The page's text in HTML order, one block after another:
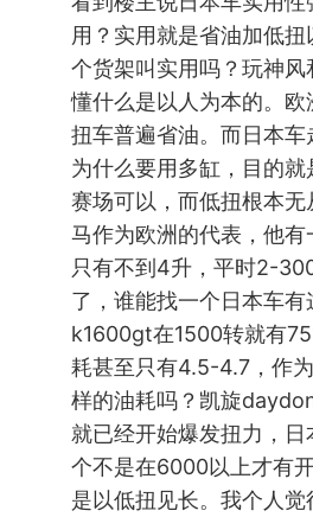
用？实用就是省油加低
个货架叫实用吗？玩神
懂什么是以人为本的。
扭车普遍省油。而日本车
为什么要用多缸，目的
赛场可以，而低扭根本
马作为欧洲的代表，他
只有不到4升，平时2-
了，谁能找一个日本车
k1600gt在1500转就有
耗甚至只有4.5-4.7，作
样的油耗吗？凯旋
就已经开始爆发扭力，
个不是在6000以上才有
是以低扭见长。我个人